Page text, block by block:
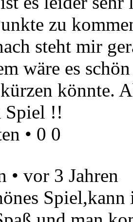
zu
steht mir
wäre es
könnte.
Spiel !!
• 0 0
• vor 3 Jahren